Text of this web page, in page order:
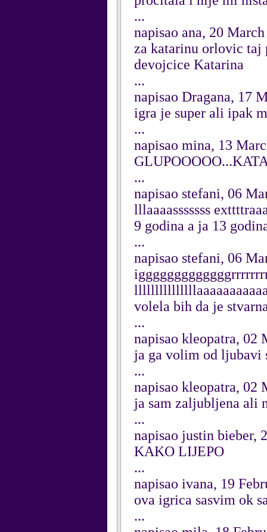
...
napisao ana, 20
za katarinu orlovic taj
devojcice Katarina
...
napisao Dragana, 17
igra je super ali ipak
...
napisao mina, 13
...
napisao stefani, 06
lllaaaasssssss
9 godina a ja 13
...
napisao stefani, 06
volela bih da je
...
napisao kleopatra, 02
ja ga volim od ljubavi
...
napisao kleopatra, 02
ja sam zaljubljena ali
...
napisao justin bieber,
KAKO LIJEPO
...
napisao ivana, 19
ova igrica sasvim ok
...